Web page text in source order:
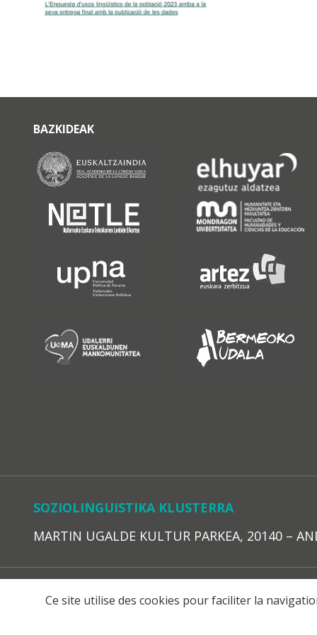
BAZKIDEAK
SOZIOLINGUISTIKA KLUSTERRA
MARTIN UGALDE KULTUR PARKEA, 20140 –
Ce site utilise des cookies pour faciliter la